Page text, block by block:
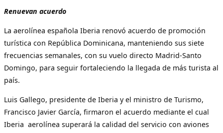
Renuevan acuerdo
La aerolínea española Iberia renovó acuerdo de promoción
turística con República Dominicana, manteniendo sus siete
frecuencias semanales, con su vuelo directo Madrid-Santo
Domingo, para seguir fortaleciendo la llegada de más turista al
país.
Luis Gallego, presidente de Iberia y el ministro de Turismo,
Francisco Javier García, firmaron el acuerdo mediante el cual
Iberia aerolínea superará la calidad del servicio con aviones